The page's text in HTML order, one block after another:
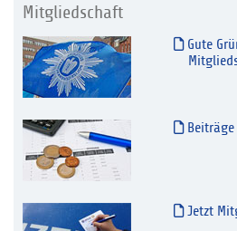
Mitgliedschaft
Gute
Beiträge
Jetzt